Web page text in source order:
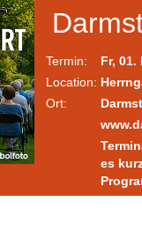
Termin:
Fr, 01.
Location:
Ort:
es